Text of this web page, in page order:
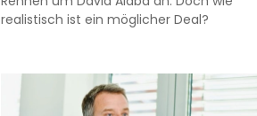
realistisch ist ein möglicher Deal?